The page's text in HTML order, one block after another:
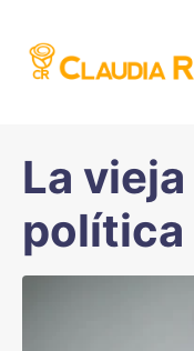
La
política